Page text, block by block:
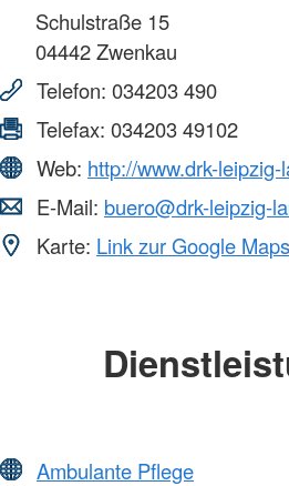
Schulstraße 15
04442Zwenkau
Telefon: 034203 490
Telefax: 034203 49102
Web: http://www.drk-leipzig-
E-Mail: buero@drk-leipzig-
Karte: Link zur Google
Ambulante Pflege